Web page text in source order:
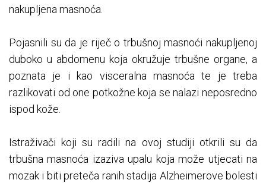
nakupljena masnoća.
Pojasnili su da je riječ o trbušnoj masnoći nakupljenoj
duboko u abdomenu koja okružuje trbušne organe, a
poznata je i kao visceralna masnoća te je treba
razlikovati od one potkožne koja se nalazi neposredno
ispod kože.
Istraživači koji su radili na ovoj studiji otkrili su da
trbušna masnoća izaziva upalu koja može utjecati na
mozak i biti preteča ranih stadija Alzheimerove bolesti